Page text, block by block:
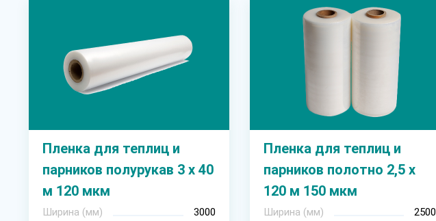
Пленка для теплиц и
парников полурукав 3 х 40
м 120 мкм
Ширина (мм)
3000
Пленка для теплиц и
парников полотно 2,5 х
120 м 150 мкм
Ширина (мм)
2500